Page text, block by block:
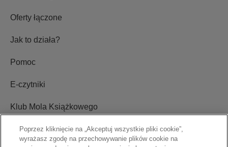
Oferty łączone
Jak to działa?
Pomoc
E-czytniki
Klub Mola Książkowego
Ustawienia plików cookie
Poprzez kliknięcie na „Akceptuj wszystkie pliki cookie”,
wyrażasz zgodę na przechowywanie plików cookie na